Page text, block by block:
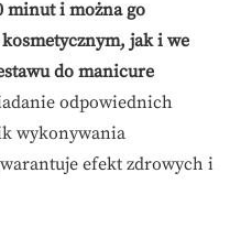
minut i można go
jak i we
do manicure
odpowiednich
wykonywania
efekt zdrowych i